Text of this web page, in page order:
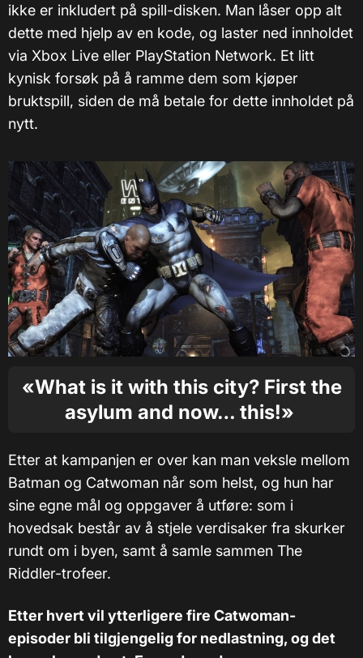
ikke er inkludert på spill-disken. Man låser opp alt
dette med hjelp av en kode, og laster ned innholdet
via Xbox Live eller PlayStation Network. Et litt
kynisk forsøk på å ramme dem som kjøper
bruktspill, siden de må betale for dette innholdet på
nytt.
«What is it with this city? First the
asylum and now… this!»
Etter at kampanjen er over kan man veksle mellom
Batman og Catwoman når som helst, og hun har
sine egne mål og oppgaver å utføre: som i
hovedsak består av å stjele verdisaker fra skurker
rundt om i byen, samt å samle sammen The
Riddler-trofeer.
Etter hvert vil ytterligere fire Catwoman-
episoder bli tilgjengelig for nedlastning, og det